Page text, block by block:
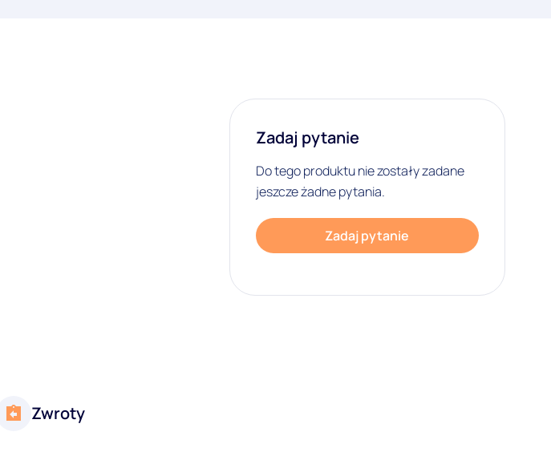
Zadaj pytanie
Do tego produktu nie zostały zadane
jeszcze żadne pytania.
Zadaj pytanie
Zwroty